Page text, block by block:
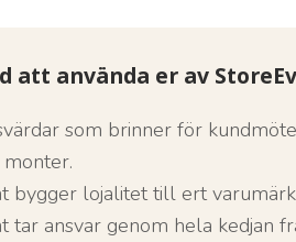
att använda er av
som brinner för
bygger lojalitet till ert
tar ansvar genom hela kedjan